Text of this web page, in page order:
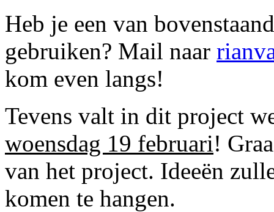
Heb je een van
gebruiken? Mail naar
kom even langs!
Tevens valt in dit project
woensdag 19 februari!
van het project. Ideeën
komen te hangen.